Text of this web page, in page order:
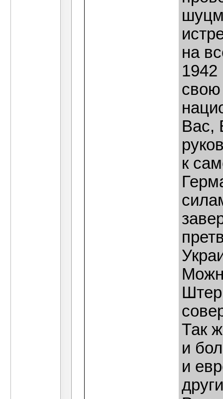
на
1942
свою
Вас,
к
Так
и
и